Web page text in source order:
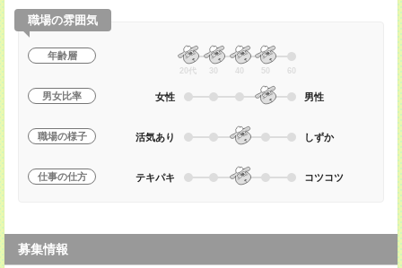
職場の雰囲気
年齢層
20代 30 40 50 60
男女比率 女性 男性
職場の様子 活気あり しずか
仕事の仕方 テキパキ コツコツ
募集情報